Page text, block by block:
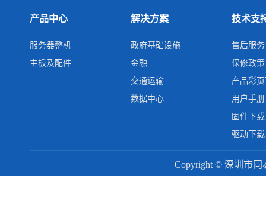
产品中心
服务器整机
主板及配件
解决方案
政府基础设施
金融
交通运输
数据中心
技术支
售后服务
保修政策
产品彩
用户手
固件下载
驱动下载
Copyright © 深圳市同